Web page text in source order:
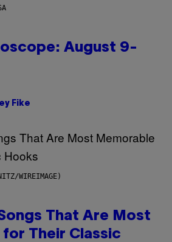
August 9-
Fike
WIREIMAGE)
That Are Most
Their Classic